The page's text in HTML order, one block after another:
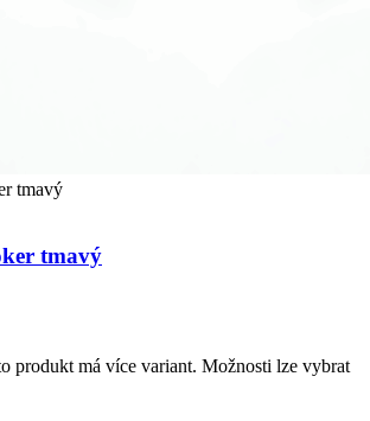
tmavý
produkt má více variant. Možnosti lze vybrat